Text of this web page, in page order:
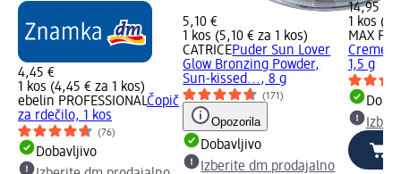
4,45 €
1 kos (4,45 € za 1 kos)
ebelin PROFESSIONALČopič
za rdečilo, 1 kos
(76)
Dobavljivo
5,10 €
1 kos (5,10 € za 1 kos)
CATRICEPuder Sun Lover
Glow Bronzing Powder,
Sun-kissed..., 8 g
(171)
Opozorila
Dobavljivo
Izberite dm prodajalno
14,95 €
1 kos
MAX
Creme
1,5 g